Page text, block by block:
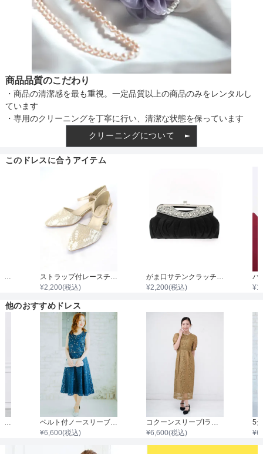
素材
インナー
骨格タイプ
商品品質のこだわり
・商品の清潔感を最も重視。一定品質以上の商品のみをレンタルし
ています
・専用のクリーニングを丁寧に行い、清潔な状態を保っています
クリーニングについて
このドレスに合うアイテム
¥2,200(税込)
¥2,200(税込) ¥
他のおすすめドレス
ベルト付ノースリーブチュール刺繍ワンピース
¥6,600(税込)
¥6,600(税込) ¥